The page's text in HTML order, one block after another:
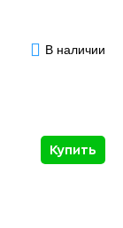
В наличии
Купить